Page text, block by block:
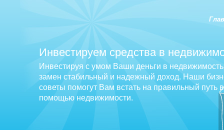
Инвестируем средства в
Инвестируя с умом Ваши деньги в
замен стабильный и надежный доход. Наши
советы помогут Вам встать на правильный путь
помощью недвижимости.